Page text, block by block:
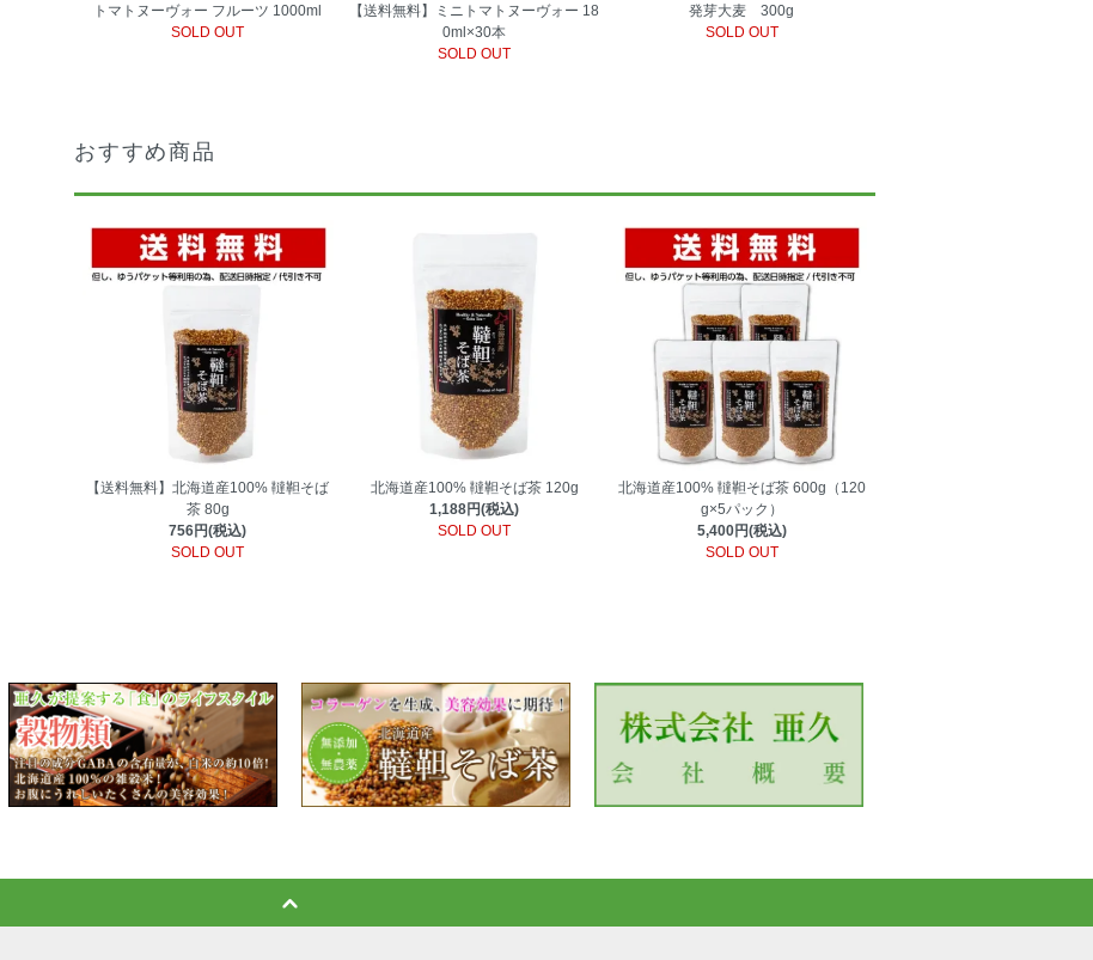
トマトヌーヴォー フルーツ 1000ml
SOLD OUT
【送料無料】ミニトマトヌーヴォー 18
0ml×30本
SOLD OUT
発芽大麦 300g
SOLD OUT
おすすめ商品
【送料無料】北海道産100% 韃靼そば
茶 80g
756円(税込)
SOLD OUT
北海道産100% 韃靼そば茶 120g
1,188円(税込)
SOLD OUT
北海道産100% 韃靼そば茶 600g（120
g×5パック）
5,400円(税込)
SOLD OUT